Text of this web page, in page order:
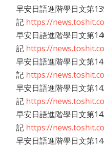
早安日語進階學日文第
記 https://
早安日語進階學日文第
記 https://
早安日語進階學日文第
記 https://
早安日語進階學日文第
記 https://
早安日語進階學日文第
記 https://
早安日語進階學日文第